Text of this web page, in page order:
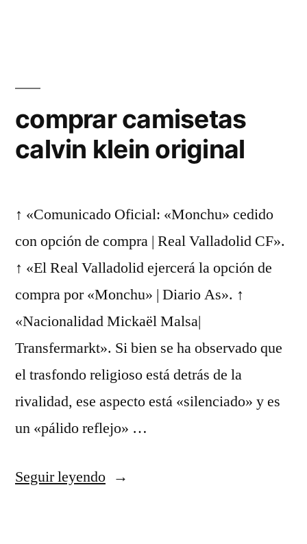
comprar camisetas
calvin klein original
↑ «Comunicado Oficial: «Monchu» cedido
con opción de compra | Real Valladolid CF».
↑ «El Real Valladolid ejercerá la opción de
compra por «Monchu» | Diario As». ↑
«Nacionalidad Mickaël Malsa|
Transfermarkt». Si bien se ha observado que
el trasfondo religioso está detrás de la
rivalidad, ese aspecto está «silenciado» y es
un «pálido reflejo» …
Seguir leyendo«comprar